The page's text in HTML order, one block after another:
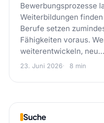
Bewerbungsprozesse
Weiterbildungen
Berufe setzen
Fähigkeiten voraus.
weiterentwickeln, neu…
23. Juni 2026 8 min
Suche